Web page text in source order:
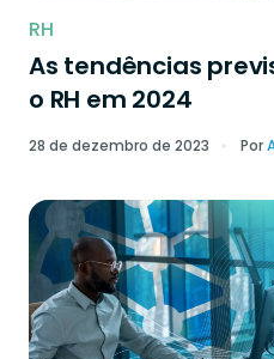
RH
As tendências
o RH em 2024
28 de dezembro de 2023 Por